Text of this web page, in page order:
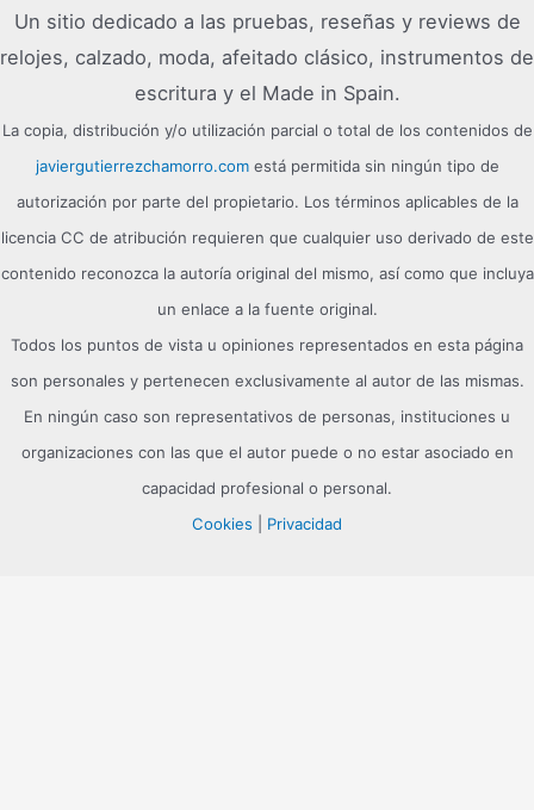
Un sitio dedicado a las pruebas, reseñas y reviews de
relojes, calzado, moda, afeitado clásico, instrumentos de
escritura y el Made in Spain.
La copia, distribución y/o utilización parcial o total de los contenidos de
javiergutierrezchamorro.comestá permitida sin ningún tipo de
autorización por parte del propietario. Los términos aplicables de la
licencia CC de atribución requieren que cualquier uso derivado de este
contenido reconozca la autoría original del mismo, así como que incluya
un enlace a la fuente original.
Todos los puntos de vista u opiniones representados en esta página
son personales y pertenecen exclusivamente al autor de las mismas.
En ningún caso son representativos de personas, instituciones u
organizaciones con las que el autor puede o no estar asociado en
capacidad profesional o personal.
Cookies
Privacidad